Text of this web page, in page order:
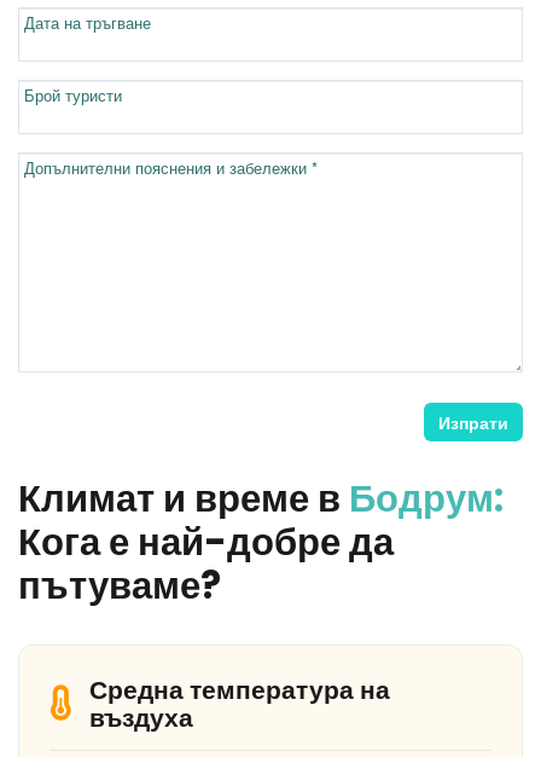
Дата на тръгване
Брой туристи
Допълнителни пояснения и забележки *
Изпрати
Климат и време в Бодрум:
Кога е най-добре да
пътуваме?
Средна температура на
въздуха